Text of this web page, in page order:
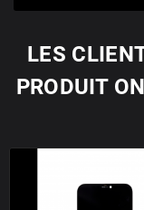
LES
PRODUIT